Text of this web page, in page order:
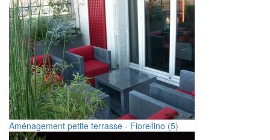
Aménagement petite terrasse - Fiorellino (5)